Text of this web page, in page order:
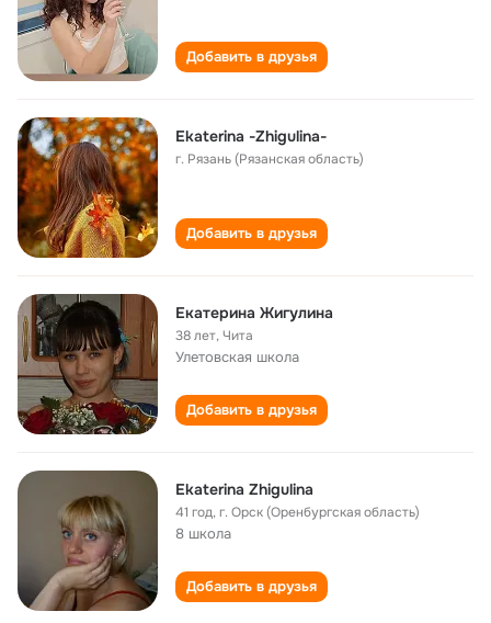
Добавить в друзья
Ekaterina -Zhigulina-
г. Рязань (Рязанская область)
Добавить в друзья
Екатерина Жигулина
38 лет,Чита
Улетовская школа
Добавить в друзья
Ekaterina Zhigulina
41 год,г. Орск (Оренбургская область)
8 школа
Добавить в друзья